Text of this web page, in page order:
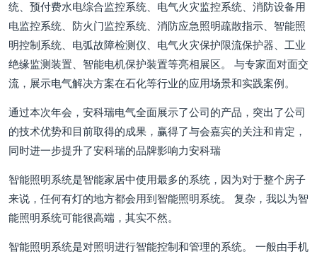
统、预付费水电综合监控系统、电气火灾监控系统、消防设备用
电监控系统、防火门监控系统、消防应急照明疏散指示、智能照
明控制系统、电弧故障检测仪、电气火灾保护限流保护器、工业
绝缘监测装置、智能电机保护装置等亮相展区。 与专家面对面交
流，展示电气解决方案在石化等行业的应用场景和实践案例。
通过本次年会，安科瑞电气全面展示了公司的产品，突出了公司
的技术优势和目前取得的成果，赢得了与会嘉宾的关注和肯定，
同时进一步提升了安科瑞的品牌影响力安科瑞
智能照明系统是智能家居中使用最多的系统，因为对于整个房子
来说，任何有灯的地方都会用到智能照明系统。 复杂，我以为智
能照明系统可能很高端，其实不然。
智能照明系统是对照明进行智能控制和管理的系统。 一般由手机